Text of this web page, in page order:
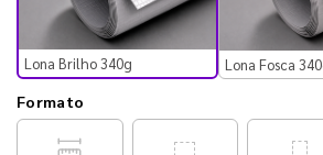
Lona Brilho 340g Lona Fosca
Formato